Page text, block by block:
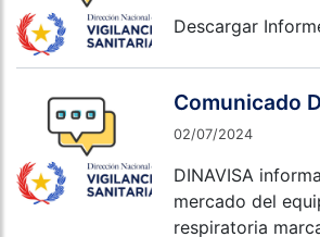
Descargar
Comunicado
02/07/2024
DINAVISA
mercado del
respiratoria